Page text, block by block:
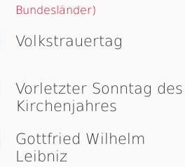
Bundesländer)
Volks­trau­er­tag
Vorletzter Sonntag des
Kirchenjahres
Gottfried Wilhelm
Leibniz